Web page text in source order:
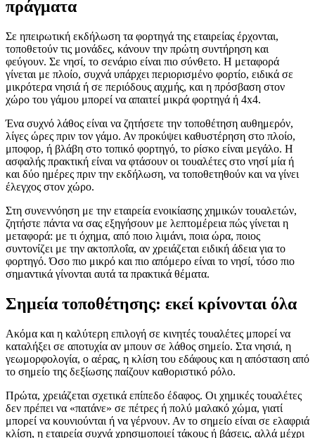
πράγματα
Σε ηπειρωτική εκδήλωση τα φορτηγά της εταιρείας έρχονται,
τοποθετούν τις μονάδες, κάνουν την πρώτη συντήρηση και
φεύγουν. Σε νησί, το σενάριο είναι πιο σύνθετο. Η μεταφορά
γίνεται με πλοίο, συχνά υπάρχει περιορισμένο φορτίο, ειδικά σε
μικρότερα νησιά ή σε περιόδους αιχμής, και η πρόσβαση στον
χώρο του γάμου μπορεί να απαιτεί μικρά φορτηγά ή 4x4.
Ένα συχνό λάθος είναι να ζητήσετε την τοποθέτηση αυθημερόν,
λίγες ώρες πριν τον γάμο. Αν προκύψει καθυστέρηση στο πλοίο,
μποφορ, ή βλάβη στο τοπικό φορτηγό, το ρίσκο είναι μεγάλο. Η
ασφαλής πρακτική είναι να φτάσουν οι τουαλέτες στο νησί μία ή
και δύο ημέρες πριν την εκδήλωση, να τοποθετηθούν και να γίνει
έλεγχος στον χώρο.
Στη συνεννόηση με την εταιρεία ενοικίασης χημικών τουαλετών,
ζητήστε πάντα να σας εξηγήσουν με λεπτομέρεια πώς γίνεται η
μεταφορά: με τι όχημα, από ποιο λιμάνι, ποια ώρα, ποιος
συντονίζει με την ακτοπλοΐα, αν χρειάζεται ειδική άδεια για το
φορτηγό. Όσο πιο μικρό και πιο απόμερο είναι το νησί, τόσο πιο
σημαντικά γίνονται αυτά τα πρακτικά θέματα.
Σημεία τοποθέτησης: εκεί κρίνονται όλα
Ακόμα και η καλύτερη επιλογή σε κινητές τουαλέτες μπορεί να
καταλήξει σε αποτυχία αν μπουν σε λάθος σημείο. Στα νησιά, η
γεωμορφολογία, ο αέρας, η κλίση του εδάφους και η απόσταση από
το σημείο της δεξίωσης παίζουν καθοριστικό ρόλο.
Πρώτα, χρειάζεται σχετικά επίπεδο έδαφος. Οι χημικές τουαλέτες
δεν πρέπει να «πατάνε» σε πέτρες ή πολύ μαλακό χώμα, γιατί
μπορεί να κουνιούνται ή να γέρνουν. Αν το σημείο είναι σε ελαφριά
κλίση, η εταιρεία συχνά χρησιμοποιεί τάκους ή βάσεις, αλλά μέχρι